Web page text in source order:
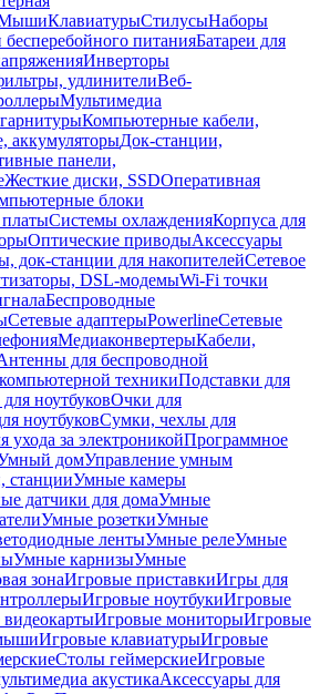
КлавиатурыСтилусыНаборы
питанияБатареи для
Инверторы
удлинителиВеб-
Мультимедиа
Компьютерные кабели,
аккумуляторыДок-станции,
панели,
Жесткие диски, SSDОперативная
блоки
Системы охлажденияКорпуса для
Оптические приводыАксессуары
док-станции для накопителейСетевое
DSL-модемыWi-Fi точки
Беспроводные
Сетевые адаптерыPowerlineСетевые
МедиаконвертерыКабели,
для беспроводной
техникиПодставки для
ноутбуковОчки для
ноутбуковСумки, чехлы для
ухода за электроникойПрограммное
домУправление умным
станцииУмные камеры
датчики для домаУмные
Умные розеткиУмные
лентыУмные релеУмные
Умные карнизыУмные
зонаИгровые приставкиИгры для
Игровые ноутбукиИгровые
Игровые мониторыИгровые
Игровые клавиатурыИгровые
Столы геймерскиеИгровые
акустикаАксессуары для